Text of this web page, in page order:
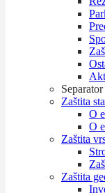
Separator
Zaštita
O
O
Zaštita
Zaštita